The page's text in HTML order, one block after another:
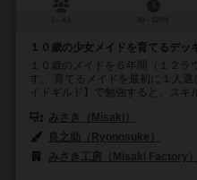
１０歳の少女メイドを育てるデッ
１０歳のメイドを６年間（１２
す。 育てるメイドを最初に１人
イドギルド】で勉強すると、スキ
みさき（Misaki）
良之助（Ryonosuke）
みさき工房（Misaki Factory）